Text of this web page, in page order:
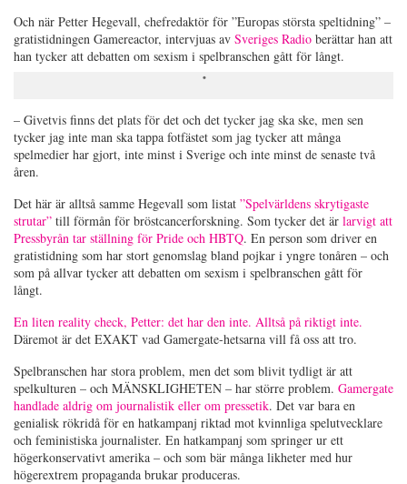
Och när Petter Hegevall, chefredaktör för ”Europas största speltidning” –
gratistidningen Gamereactor, intervjuas av Sveriges Radio berättar han att
han tycker att debatten om sexism i spelbranschen gått för långt.
– Givetvis finns det plats för det och det tycker jag ska ske, men sen
tycker jag inte man ska tappa fotfästet som jag tycker att många
spelmedier har gjort, inte minst i Sverige och inte minst de senaste två
åren.
Det här är alltså samme Hegevall som listat ”Spelvärldens skrytigaste
strutar” till förmån för bröstcancerforskning. Som tycker det är larvigt att
Pressbyrån tar ställning för Pride och HBTQ. En person som driver en
gratistidning som har stort genomslag bland pojkar i yngre tonåren – och
som på allvar tycker att debatten om sexism i spelbranschen gått för
långt.
En liten reality check, Petter: det har den inte. Alltså på riktigt inte.
Däremot är det EXAKT vad Gamergate-hetsarna vill få oss att tro.
Spelbranschen har stora problem, men det som blivit tydligt är att
spelkulturen – och MÄNSKLIGHETEN – har större problem. Gamergate
handlade aldrig om journalistik eller om pressetik. Det var bara en
genialisk rökridå för en hatkampanj riktad mot kvinnliga spelutvecklare
och feministiska journalister. En hatkampanj som springer ur ett
högerkonservativt amerika – och som bär många likheter med hur
högerextrem propaganda brukar produceras.